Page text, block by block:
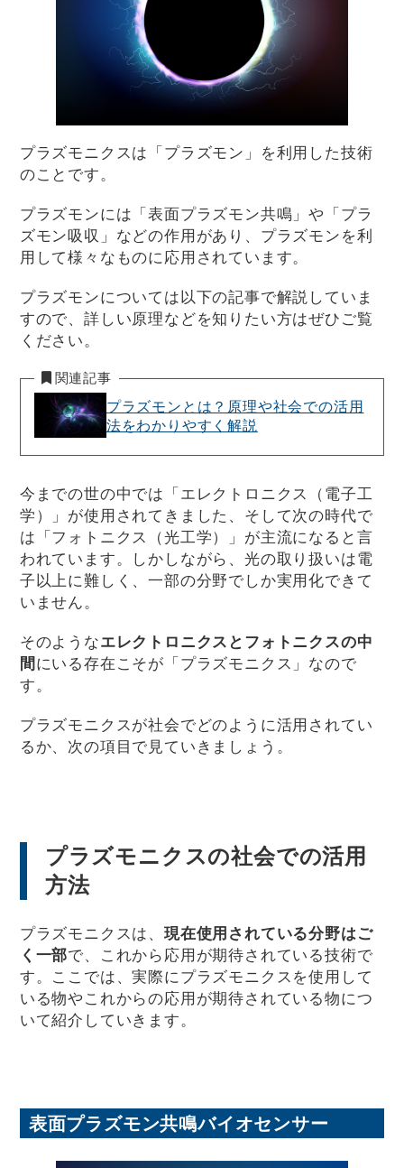
プラズモニクスは「プラズモン」を利用した技術
のことです。
プラズモンには「表面プラズモン共鳴」や「プラ
ズモン吸収」などの作用があり、プラズモンを利
用して様々なものに応用されています。
プラズモンについては以下の記事で解説していま
すので、詳しい原理などを知りたい方はぜひご覧
ください。
関連記事
プラズモンとは？原理や社会での活用
法をわかりやすく解説
今までの世の中では「エレクトロニクス（電子工
学）」が使用されてきました、そして次の時代で
は「フォトニクス（光工学）」が主流になると言
われています。しかしながら、光の取り扱いは電
子以上に難しく、一部の分野でしか実用化できて
いません。
そのようなエレクトロニクスとフォトニクスの中
間 にいる存在こそが「プラズモニクス」なので
す。
プラズモニクスが社会でどのように活用されてい
るか、次の項目で見ていきましょう。
プラズモニクスの社会での活用
方法
プラズモニクスは、現在使用されている分野はご
く一部で、これから応用が期待されている技術で
す。ここでは、実際にプラズモニクスを使用して
いる物やこれからの応用が期待されている物につ
いて紹介していきます。
表面プラズモン共鳴バイオセンサー